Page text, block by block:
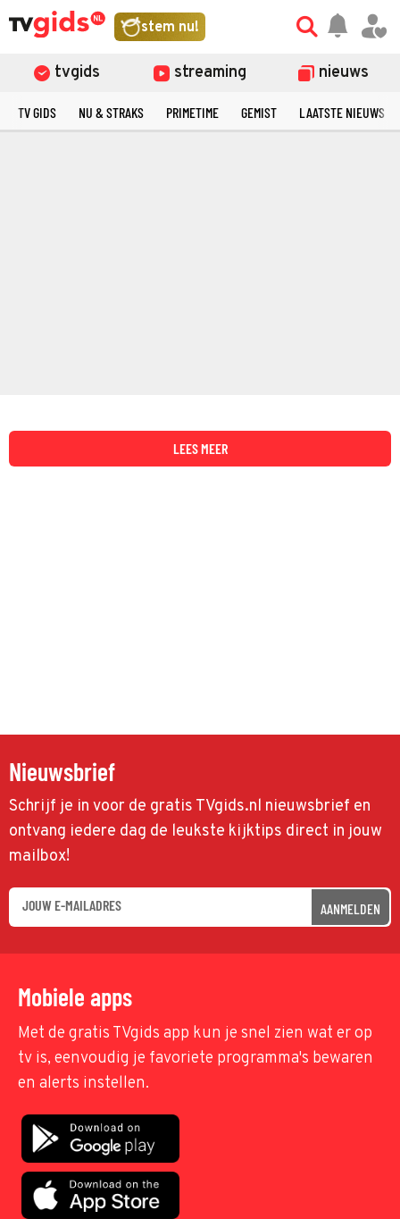
stem nu!
tvgids streaming nieuws
TV GIDS NU & STRAKS PRIMETIME GEMIST LAATSTE NIEUWS
LEES MEER
Nieuwsbrief
Schrijf je in voor de gratis TVgids.nl nieuwsbrief en
ontvang iedere dag de leukste kijktips direct in jouw
mailbox!
AANMELDEN
Mobiele apps
Met de gratis TVgids app kun je snel zien wat er op
tv is, eenvoudig je favoriete programma's bewaren
en alerts instellen.